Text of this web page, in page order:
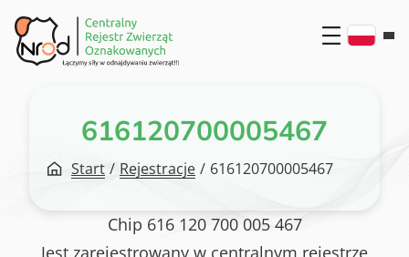
Przejdź
do
treści
616120700005467
Start / Rejestracje / 616120700005467
Chip 616 120 700 005 467